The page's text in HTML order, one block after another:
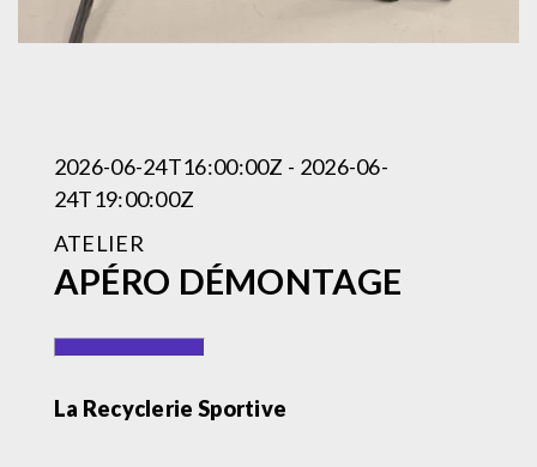
2026-06-24T16:00:00Z - 2026-06-
24T19:00:00Z
ATELIER
APÉRO DÉMONTAGE
La Recyclerie Sportive